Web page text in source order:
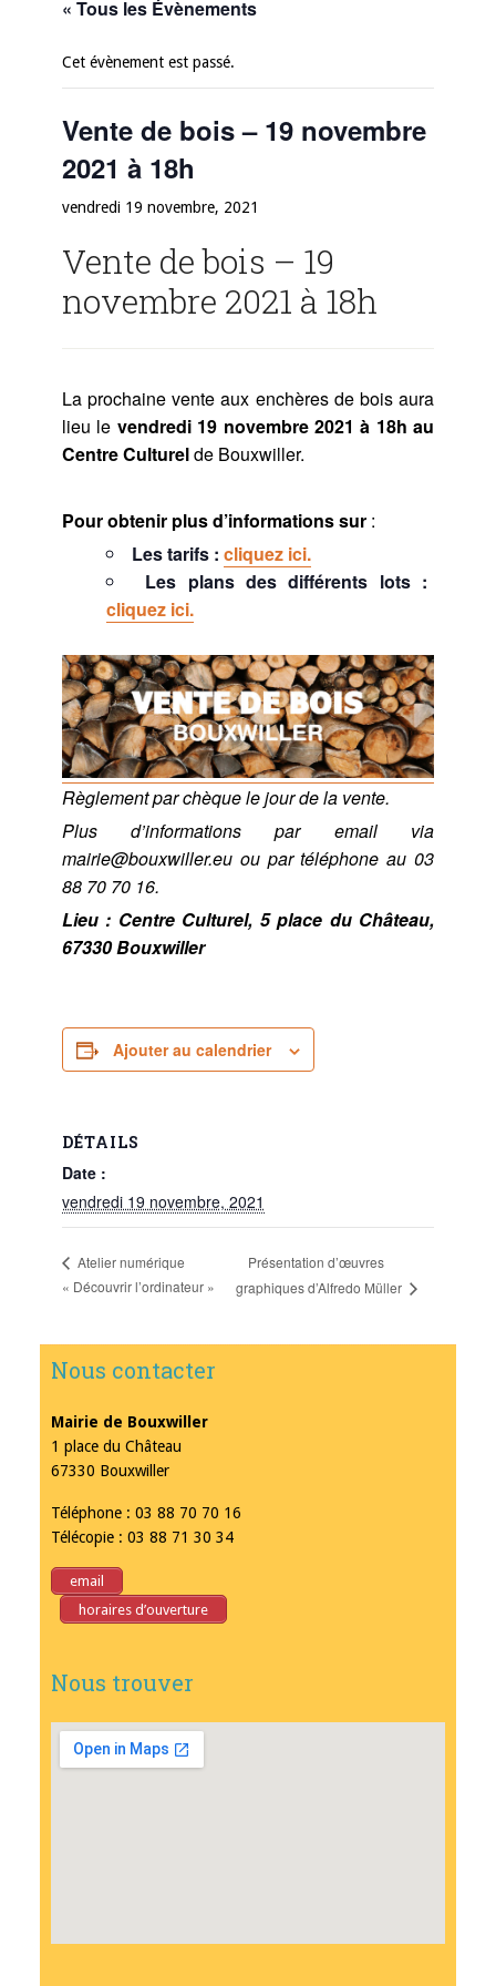
« Tous les Évènements
Cet évènement est passé.
Vente de bois – 19 novembre
2021 à 18h
vendredi 19 novembre, 2021
Vente de bois – 19
novembre 2021 à 18h
La prochaine vente aux enchères de bois aura
lieu le vendredi 19 novembre 2021 à 18h au
Centre Culturelde Bouxwiller.
Pour obtenir plus d’informations sur:
Les tarifs : cliquez ici.
Les plans des différents lots :
cliquez ici.
Règlement par chèque le jour de la vente.
Plus d’informations par email via
mairie@bouxwiller.eu ou par téléphone au 03
88 70 70 16.
Lieu : Centre Culturel, 5 place du Château,
67330 Bouxwiller
Ajouter au calendrier
DÉTAILS
Date :
vendredi 19 novembre, 2021
Atelier numérique
« Découvrir l’ordinateur »
Présentation d’œuvres
graphiques d’Alfredo Müller
Nous contacter
Mairie de Bouxwiller
1 place du Château
67330 Bouxwiller
Téléphone : 03 88 70 70 16
Télécopie : 03 88 71 30 34
email
horaires d’ouverture
Nous trouver